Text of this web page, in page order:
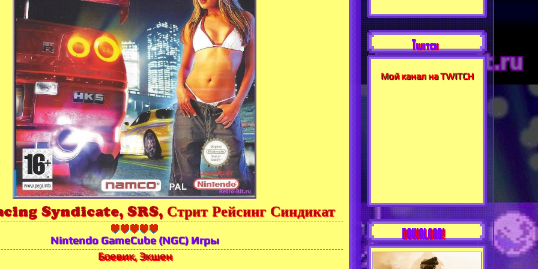
Syndicate, SRS, Стрит Рейсинг Синдикат
Nintendo GameCube (NGC) Игры
Боевик, Экшен
Twitch
Мой канал на TWITCH
DOWNLOAD!